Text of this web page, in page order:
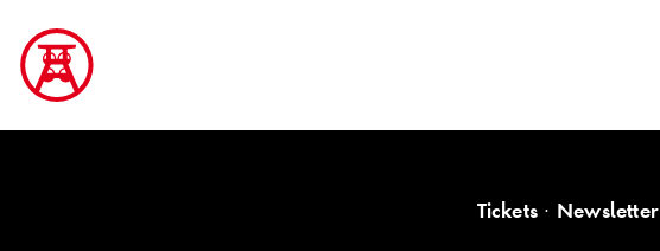
Tickets Newsletter